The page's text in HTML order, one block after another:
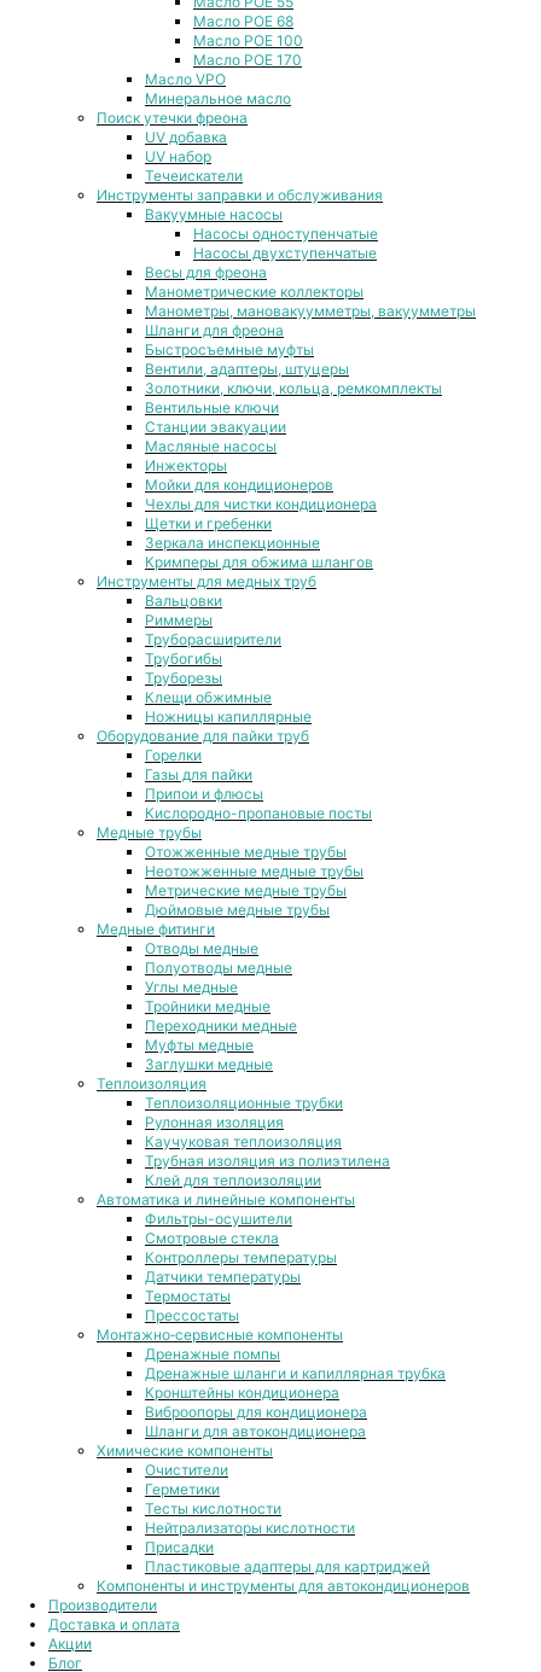
Масло POE 68
Масло POE 100
Масло POE 170
Масло VPO
Минеральное масло
Поиск утечки фреона
UV добавка
UV набор
Течеискатели
Инструменты заправки и обслуживания
Вакуумные насосы
Насосы одноступенчатые
Насосы двухступенчатые
Весы для фреона
Манометрические коллекторы
Манометры, мановакуумметры, вакуумметры
Шланги для фреона
Быстросъемные муфты
Вентили, адаптеры, штуцеры
Золотники, ключи, кольца, ремкомплекты
Вентильные ключи
Станции эвакуации
Масляные насосы
Инжекторы
Мойки для кондиционеров
Чехлы для чистки кондиционера
Щетки и гребенки
Зеркала инспекционные
Кримперы для обжима шлангов
Инструменты для медных труб
Вальцовки
Риммеры
Труборасширители
Трубогибы
Труборезы
Клещи обжимные
Ножницы капиллярные
Оборудование для пайки труб
Горелки
Газы для пайки
Припои и флюсы
Кислородно-пропановые посты
Медные трубы
Отожженные медные трубы
Неотожженные медные трубы
Метрические медные трубы
Дюймовые медные трубы
Медные фитинги
Отводы медные
Полуотводы медные
Углы медные
Тройники медные
Переходники медные
Муфты медные
Заглушки медные
Теплоизоляция
Теплоизоляционные трубки
Рулонная изоляция
Каучуковая теплоизоляция
Трубная изоляция из полиэтилена
Клей для теплоизоляции
Автоматика и линейные компоненты
Фильтры-осушители
Смотровые стекла
Контроллеры температуры
Датчики температуры
Термостаты
Прессостаты
Монтажно‑сервисные компоненты
Дренажные помпы
Дренажные шланги и капиллярная трубка
Кронштейны кондиционера
Виброопоры для кондиционера
Шланги для автокондиционера
Химические компоненты
Очистители
Герметики
Тесты кислотности
Нейтрализаторы кислотности
Присадки
Пластиковые адаптеры для картриджей
Компоненты и инструменты для автокондиционеров
Производители
Доставка и оплата
Акции
Блог